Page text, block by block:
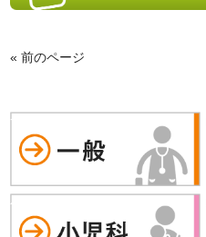
« 前のページ
一般
小児科